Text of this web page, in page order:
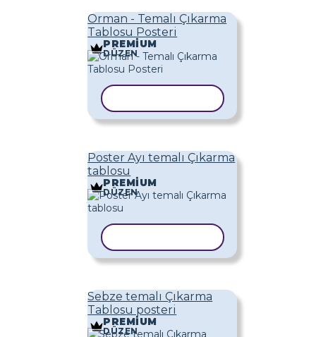
Orman - Temalı Çıkarma
Tablosu Posteri
PREMIUM
DÜZEN
Poster Ayı temalı Çıkarma
tablosu
PREMIUM
DÜZEN
Sebze temalı Çıkarma
Tablosu posteri
PREMIUM
DÜZEN